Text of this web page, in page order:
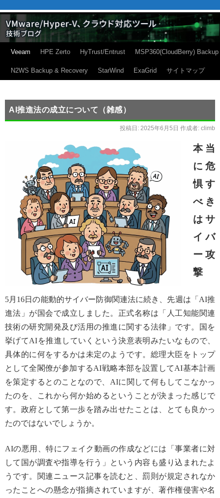
Veeam HPE Zerto HyTrust/Entrust MSP360(CloudBerry) Backup
N2WS Backup & Recovery StarWind ExaGrid サイトマップ
AI推進法の成立について（雑感）
投稿日: 2025年6月5日 作成者: climb
本当
に危
惧す
べき
はサ
イバ
ー攻
撃
5月16日の能動的サイバー防御関連法に続き、先週は「AI推
進法」が国会で成立しました。正式名称は「人工知能関連
技術の研究開発及び活用の推進に関する法律」です。国を
挙げてAIを推進していくという決意表明みたいなもので、
具体的に何をするかは未定のようです。総理大臣をトップ
として全閣僚が参加するAI戦略本部を設置してAI基本計画
を策定するとのことなので、AIに関して何もしてこなかっ
たのを、これから何か始めるということが決まった感じで
す。政府として第一歩を踏み出せたことは、とても良かっ
たのではないでしょうか。
AIの悪用、特にフェイク動画の作成などには「事業者に対
して国が調査や指導を行う」という内容も盛り込まれたよ
うです。関連ニュース記事を読むと、罰則が規定されなか
ったことへの懸念が指摘されていますが、著作権侵害や名